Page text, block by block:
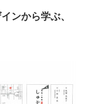
ンから学ぶ、